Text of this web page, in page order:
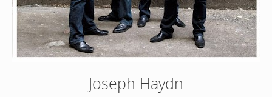
Joseph Haydn